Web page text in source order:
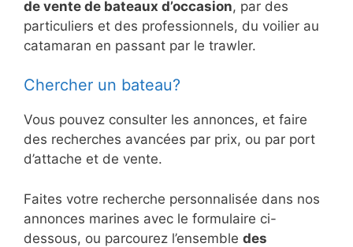
de vente de bateaux d’occasion, par des
particuliers et des professionnels, du voilier au
catamaran en passant par le trawler.
Chercher un bateau?
Vous pouvez consulter les annonces, et faire
des recherches avancées par prix, ou par port
d’attache et de vente.
Faites votre recherche personnalisée dans nos
annonces marines avec le formulaire ci-
dessous, ou parcourez l’ensemble des